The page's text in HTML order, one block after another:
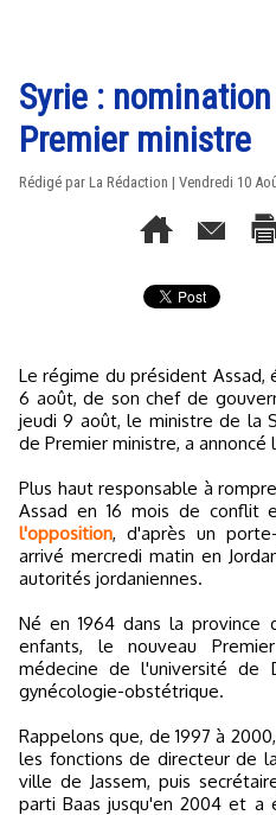
Syrie :
Premier ministre
Rédigé par La Rédaction | Vendredi 10
Le régime du président Assad, ébranlé par la défection, lundi
6 août, de son chef de
jeudi 9 août, le ministre de la
de Premier ministre, a annoncé
Plus haut responsable à
Assad en 16 mois de conflit
l'opposition, d'après un
arrivé mercredi matin en
autorités jordaniennes.
Né en 1964 dans la
enfants, le nouveau
médecine de l'université de
gynécologie-obstétrique.
Rappelons que, de 1997 à
les fonctions de directeur de
ville de Jassem, puis
parti Baas jusqu'en 2004 et